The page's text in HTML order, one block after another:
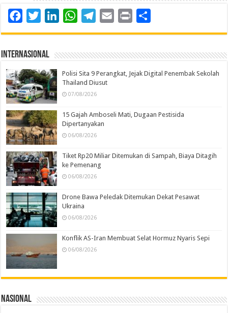
FacebookTwitterLinkedInWhatsAppTelegram
Email Print
Internasional
Polisi Sita 9 Perangkat, Jejak Digital Penembak Sekolah
Thailand Diusut
07/08/2026
15 Gajah Amboseli Mati, Dugaan Pestisida
Dipertanyakan
06/08/2026
Tiket Rp20 Miliar Ditemukan di Sampah, Biaya Ditagih
ke Pemenang
06/08/2026
Drone Bawa Peledak Ditemukan Dekat Pesawat
Ukraina
06/08/2026
Konflik AS-Iran Membuat Selat Hormuz Nyaris Sepi
06/08/2026
Nasional